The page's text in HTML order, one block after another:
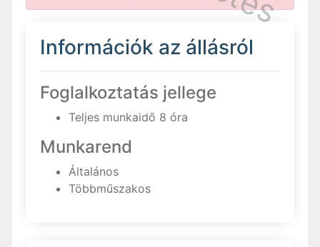
Információk az állásról
Foglalkoztatás jellege
Teljes munkaidő 8 óra
Munkarend
Általános
Többműszakos